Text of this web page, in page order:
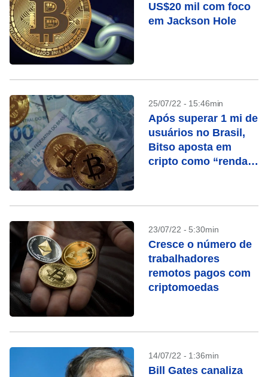
US$20 mil com foco
em Jackson Hole
25/07/22 - 15:46min
Após superar 1 mi de
usuários no Brasil,
Bitso aposta em
cripto como “renda
23/07/22 - 5:30min
Cresce o número de
trabalhadores
remotos pagos com
criptomoedas
14/07/22 - 1:36min
Bill Gates canaliza